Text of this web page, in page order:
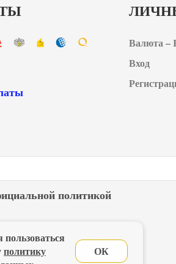
Валюта –
Вход
политикой
Оферта
Новости
политику
ОК